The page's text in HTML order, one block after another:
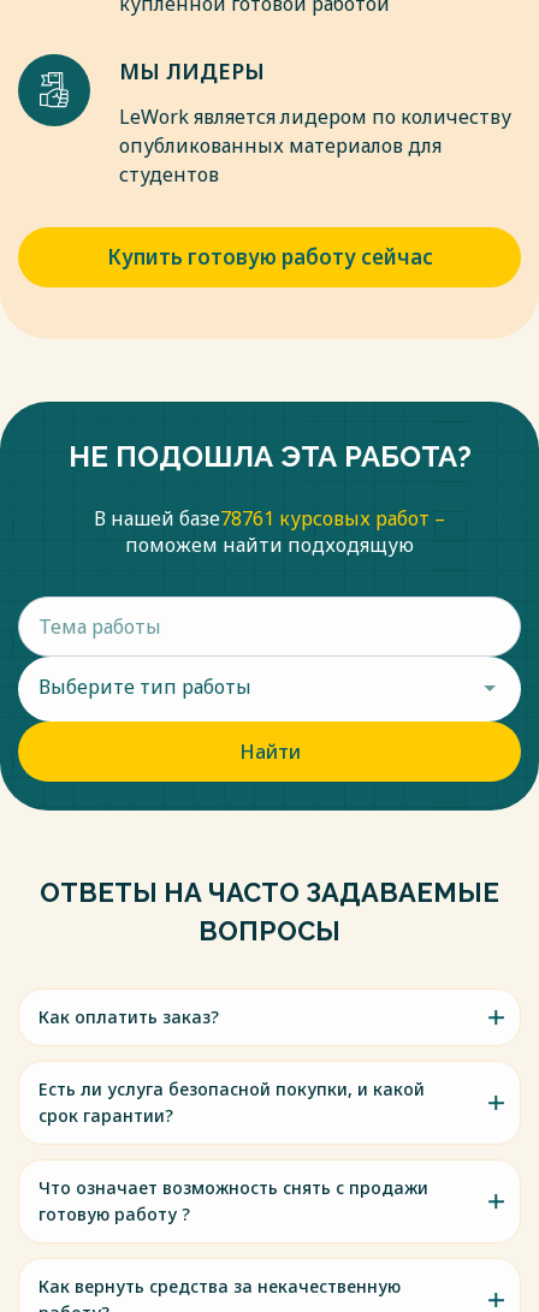
А.А., Ереско Т.Т. // Решетневские чтения. 2018. Т. 1. С. 488-
489.
Весь текст будет доступенпосле покупки
МЫ ЛИДЕРЫ
LeWork является лидером по количеству
опубликованных материалов для
студентов
Купить готовую работу сейчас
НЕ ПОДОШЛА ЭТА РАБОТА?
В нашей базе78761 курсовых работ –
поможем найти подходящую
Выберите тип работы
Найти
ОТВЕТЫ НА ЧАСТО ЗАДАВАЕМЫЕ
ВОПРОСЫ
Как оплатить заказ?
Есть ли услуга безопасной покупки, и какой
срок гарантии?
Что означает возможность снять с продажи
готовую работу ?
Как вернуть средства за некачественную